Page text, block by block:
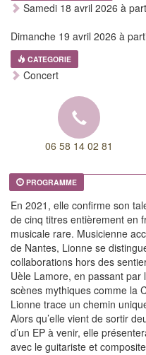
Samedi 18 avril 2026 à
Dimanche 19 avril 2026 à
CATEGORIE
Concert
06 58 14 02 81
PROGRAMME
En 2021, elle confirme son
de cinq titres entièrement en
musicale rare. Musicienne
de Nantes, Lionne se
collaborations hors des
Uèle Lamore, en passant
scènes mythiques comme la
Lionne trace un chemin
Alors qu’elle vient de sortir
d’un EP à venir, elle
avec le guitariste et